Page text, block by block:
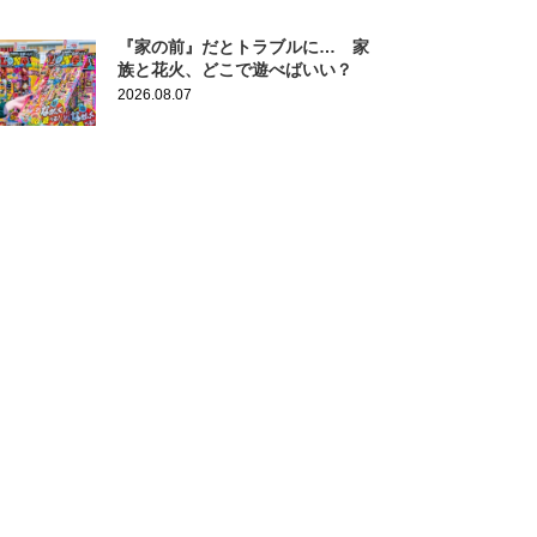
『家の前』だとトラブルに… 家
族と花火、どこで遊べばいい？
2026.08.07